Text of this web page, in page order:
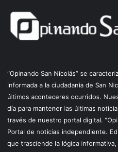
“Opinando San Nicolás” se
informada a la ciudadanía de San
últimos aconteceres ocurridos.
día para mantener las últimas
través de nuestro portal digital.
Portal de noticias independiente.
que trasciende la lógica